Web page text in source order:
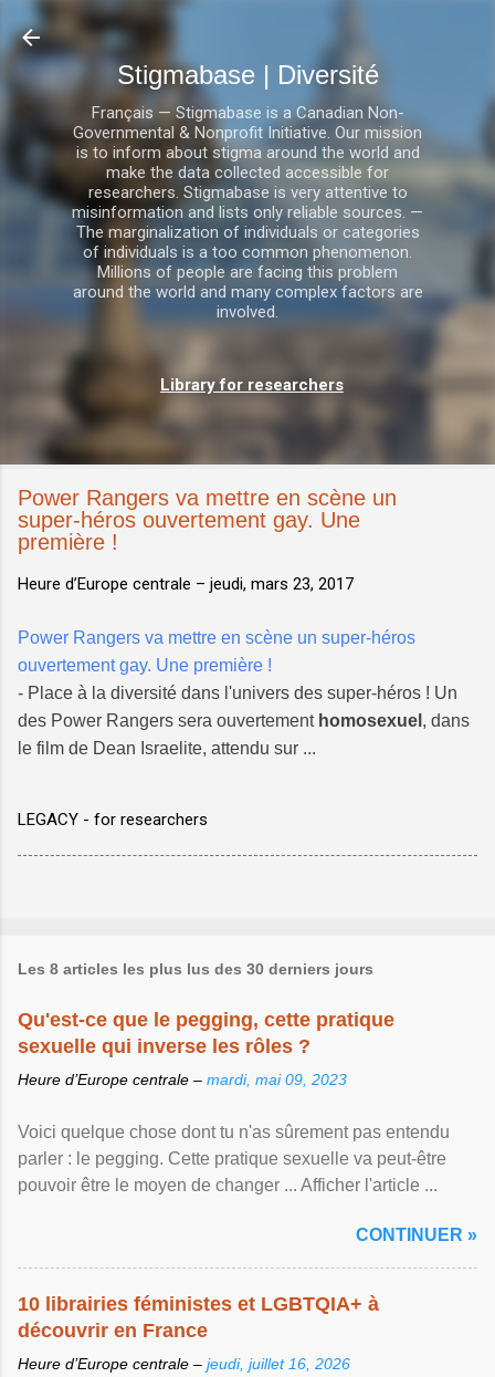
Stigmabase | Diversité
Français — Stigmabase is a Canadian Non-
Governmental & Nonprofit Initiative. Our mission
is to inform about stigma around the world and
make the data collected accessible for
researchers. Stigmabase is very attentive to
misinformation and lists only reliable sources. —
The marginalization of individuals or categories
of individuals is a too common phenomenon.
Millions of people are facing this problem
around the world and many complex factors are
involved.
Library for researchers
Power Rangers va mettre en scène un
super-héros ouvertement gay. Une
première !
Heure d’Europe centrale – jeudi, mars 23, 2017
Power Rangers va mettre en scène un super-héros
ouvertement gay. Une première !
- Place à la diversité dans l'univers des super-héros ! Un
des Power Rangers sera ouvertement homosexuel , dans
le film de Dean Israelite, attendu sur ...
LEGACY - for researchers
Les 8 articles les plus lus des 30 derniers jours
Qu'est-ce que le pegging, cette pratique
sexuelle qui inverse les rôles ?
Heure d’Europe centrale – mardi, mai 09, 2023
Voici quelque chose dont tu n'as sûrement pas entendu
parler : le pegging. Cette pratique sexuelle va peut-être
pouvoir être le moyen de changer ... Afficher l'article ...
CONTINUER »
10 librairies féministes et LGBTQIA+ à
découvrir en France
Heure d’Europe centrale – jeudi, juillet 16, 2026